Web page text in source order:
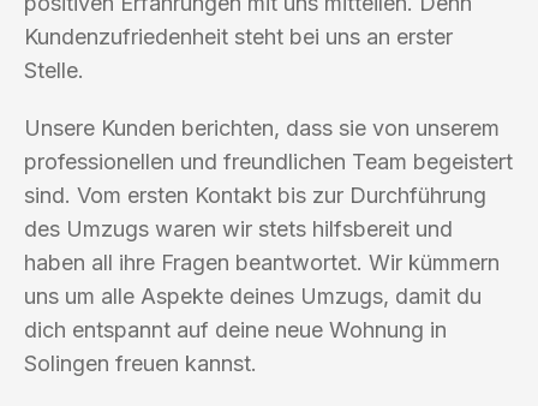
Kundenzufriedenheit steht bei uns an erster
Stelle.
Unsere Kunden berichten, dass sie von unserem
professionellen und freundlichen Team begeistert
sind. Vom ersten Kontakt bis zur Durchführung
des Umzugs waren wir stets hilfsbereit und
haben all ihre Fragen beantwortet. Wir kümmern
uns um alle Aspekte deines Umzugs, damit du
dich entspannt auf deine neue Wohnung in
Solingen freuen kannst.